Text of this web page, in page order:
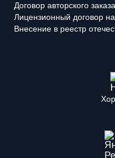
Договор авторского
Лицензионный договор
Внесение в реестр